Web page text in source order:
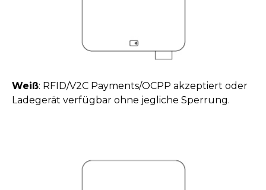
Weiß: RFID/V2C Payments/OCPP akzeptiert oder
Ladegerät verfügbar ohne jegliche Sperrung.